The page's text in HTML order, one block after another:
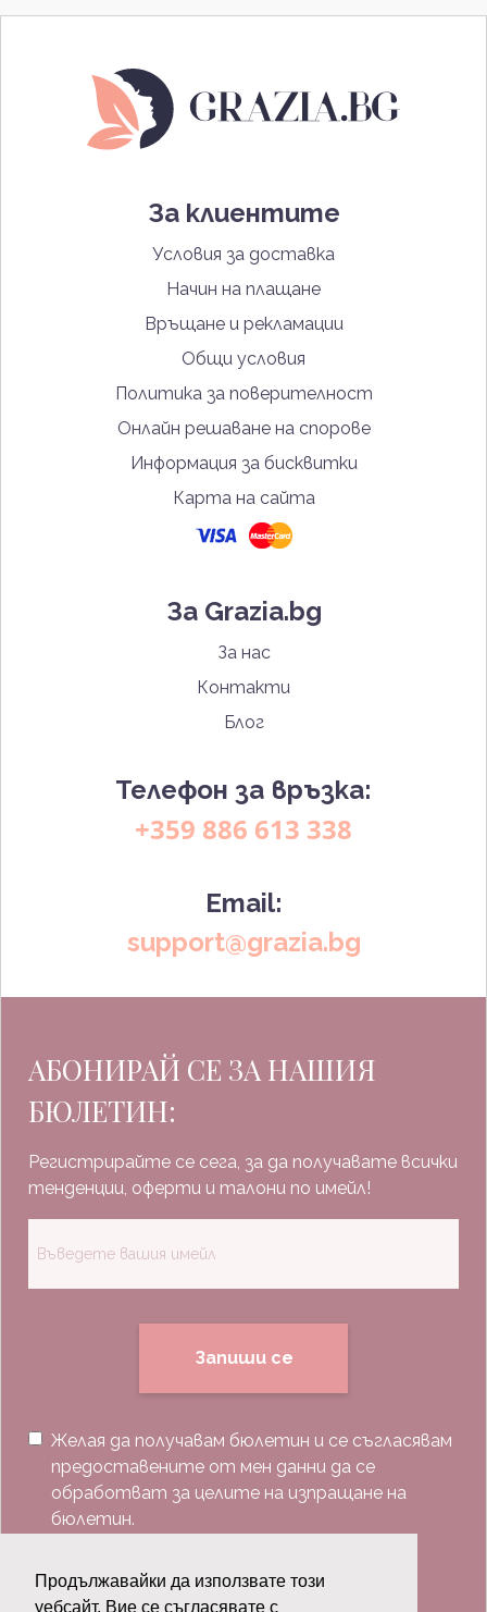
Продължавайки да използвате този
уебсайт, Вие се съгласявате с
За клиентите
Условия за доставка
Начин на плащане
Връщане и рекламации
Общи условия
Политика за поверителност
Онлайн решаване на спорове
Информация за бисквитки
Карта на сайта
За Grazia.bg
За нас
Контакти
Блог
Телефон за връзка:
+359 886 613 338
Email:
support@grazia.bg
АБОНИРАЙ СЕ ЗА НАШИЯ
БЮЛЕТИН:
Регистрирайте се сега, за да получавате всички
тенденции, оферти и талони по имейл!
Запиши се
Желая да получавам бюлетин и се съгласявам
предоставените от мен данни да се
обработват за целите на изпращане на
бюлетин.
Последвай ни: